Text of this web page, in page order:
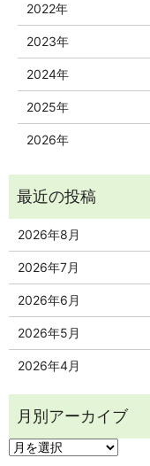
2022年
2023年
2024年
2025年
2026年
2026年8月
2026年7月
2026年6月
2026年5月
2026年4月